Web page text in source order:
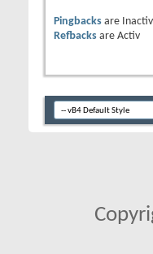
Pingbacks are
Inactiv
Refbacks are Activ